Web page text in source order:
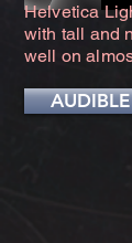
Helvetica
with tall and
well on
AUDIBLE